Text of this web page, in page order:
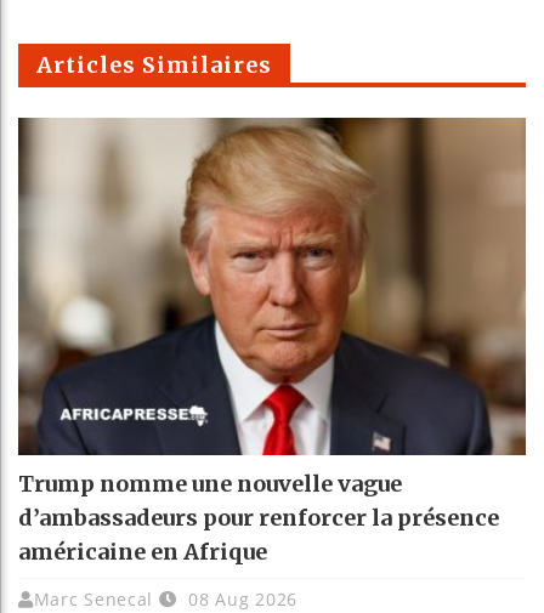
m
Articles Similaires
Trump nomme une nouvelle vague
d’ambassadeurs pour renforcer la présence
américaine en Afrique
Marc Senecal 08 Aug 2026